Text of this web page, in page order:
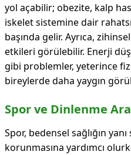
yol açabilir; obezite, kalp
iskelet sistemine dair
başında gelir. Ayrıca,
etkileri görülebilir. Enerji
gibi problemler, yeterince
bireylerde daha yaygın
Spor ve Dinlenme
Spor, bedensel sağlığın
korunmasına yardımcı